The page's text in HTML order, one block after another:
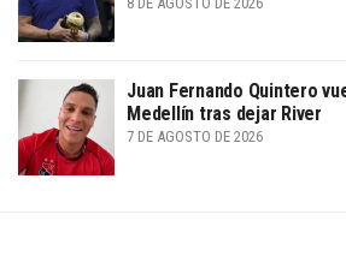
Juan Fernando Quintero
Medellín tras dejar River
7 DE AGOSTO DE 2026